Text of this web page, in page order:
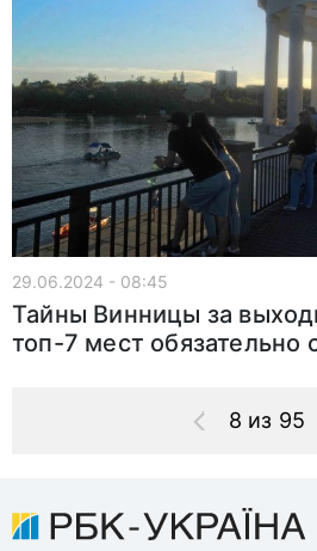
29.06.2024 - 08:45
Тайны Винницы за
топ-7 мест обязательно
8 из 95